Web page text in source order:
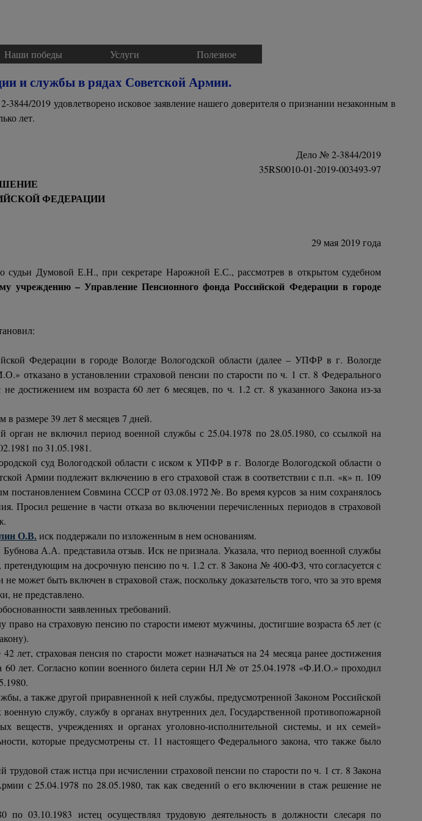
меню
Наши победы ▼
Услуги ▼
Полезное
и службы в рядах Советской Армии.
2019 удовлетворено исковое заявление нашего доверителя о признании незаконным в
лет.
Дело № 2-3844/2019
35RS0010-01-2019-003493-97
ФЕДЕРАЦИИ
29 мая 2019 года
судьи Думовой Е.Н., при секретаре Нарожной Е.С., рассмотрев в открытом судебном
учреждению – Управление Пенсионного фонда Российской Федерации в городе
Федерации в городе Вологде Вологодской области (далее – УПФР в г. Вологде
отказано в установлении страховой пенсии по старости по ч. 1 ст. 8 Федерального
достижением им возраста 60 лет 6 месяцев, по ч. 1.2 ст. 8 указанного Закона из-за
размере 39 лет 8 месяцев 7 дней.
не включил период военной службы с 25.04.1978 по 28.05.1980, со ссылкой на
по 31.05.1981.
суд Вологодской области с иском к УПФР в г. Вологде Вологодской области о
Армии подлежит включению в его страховой стаж в соответствии с п.п. «к» п. 109
постановлением Совмина СССР от 03.08.1972 №. Во время курсов за ним сохранялось
Просил решение в части отказа во включении перечисленных периодов в страховой
О.В.иск поддержали по изложенным в нем основаниям.
А.А. представила отзыв. Иск не признала. Указала, что период военной службы
на досрочную пенсию по ч. 1.2 ст. 8 Закона № 400-ФЗ, что согласуется с
быть включен в страховой стаж, поскольку доказательств того, что за это время
не представлено.
заявленных требований.
на страховую пенсию по старости имеют мужчины, достигшие возраста 65 лет (с
страховая пенсия по старости может назначаться на 24 месяца ранее достижения
60 лет. Согласно копии военного билета серии НЛ № от 25.04.1978 «Ф.И.О.» проходил
а также другой приравненной к ней службы, предусмотренной Законом Российской
службу, службу в органах внутренних дел, Государственной противопожарной
веществ, учреждениях и органах уголовно-исполнительной системы, и их семей»
которые предусмотрены ст. 11 настоящего Федерального закона, что также было
стаж истца при исчислении страховой пенсии по старости по ч. 1 ст. 8 Закона
с 25.04.1978 по 28.05.1980, так как сведений о его включении в стаж решение не
истец осуществлял трудовую деятельность в должности слесаря по